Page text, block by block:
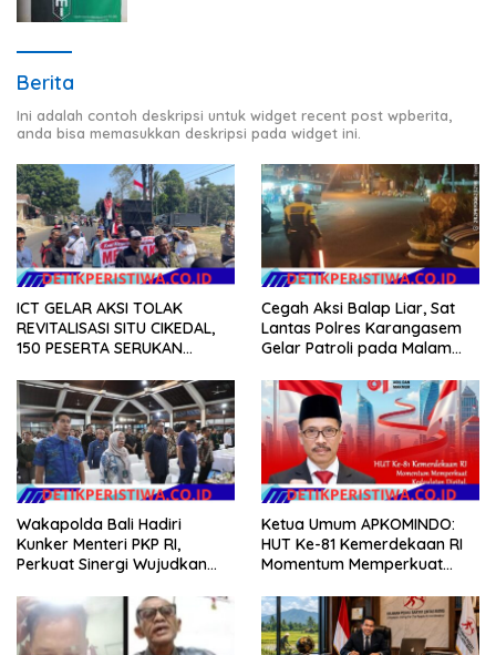
Berita
Ini adalah contoh deskripsi untuk widget recent post wpberita,
anda bisa memasukkan deskripsi pada widget ini.
ICT GELAR AKSI TOLAK
REVITALISASI SITU CIKEDAL,
150 PESERTA SERUKAN
Cegah Aksi Balap Liar, Sat
Lantas Polres Karangasem
Gelar Patroli pada Malam
Wakapolda Bali Hadiri
Kunker Menteri PKP RI,
Perkuat Sinergi Wujudkan
Masyarakat
Ketua Umum APKOMINDO:
HUT Ke-81 Kemerdekaan RI
Momentum Memperkuat
Teknologi, dan Kepastian
Hukum Menuju Indonesia
Emas 2045